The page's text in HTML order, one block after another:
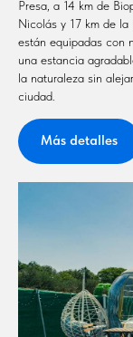
Presa, a 14 km de
Nicolás y 17 km de
están equipadas con
una estancia
la naturaleza sin
ciudad.
Más detalles